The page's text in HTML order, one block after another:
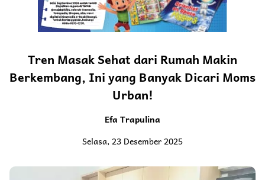
Tren Masak Sehat dari Rumah Makin
Berkembang, Ini yang Banyak Dicari Moms
Urban!
Efa Trapulina
Selasa, 23 Desember 2025